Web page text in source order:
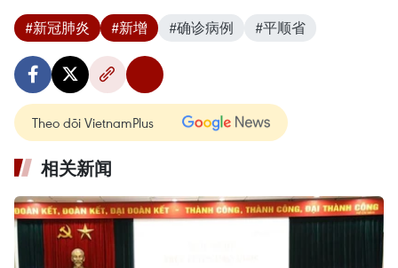
#新冠肺炎 #新增 #确诊病例 #平顺省
Theo dõi VietnamPlus
相关新闻